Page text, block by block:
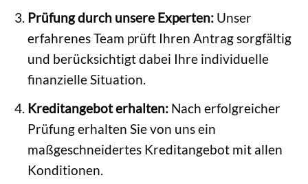
Prüfung durch unsere Experten:Unser
erfahrenes Team prüft Ihren Antrag sorgfältig
und berücksichtigt dabei Ihre individuelle
finanzielle Situation.
Kreditangebot erhalten:Nach erfolgreicher
Prüfung erhalten Sie von uns ein
maßgeschneidertes Kreditangebot mit allen
Konditionen.